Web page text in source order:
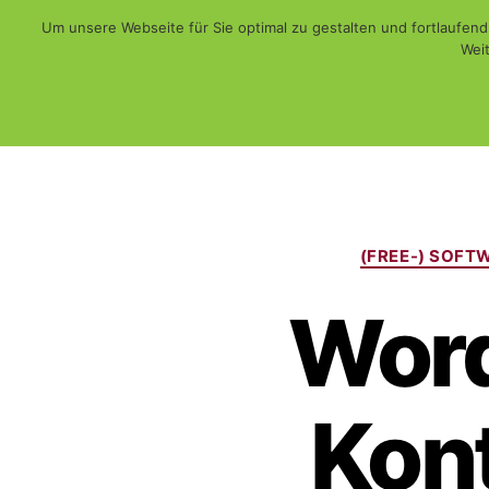
(FREE-)
Um unsere Webseite für Sie optimal zu gestalten und